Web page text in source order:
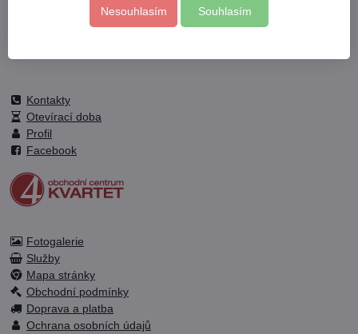
Do košíku Do košíku
Kontakty
Otevírací doba
Profil
Facebook
Fotogalerie
Služby
Mapa stránky
Obchodní podmínky
Doprava a platba
Ochrana osobních údajů
Nesouhlasím Souhlasím